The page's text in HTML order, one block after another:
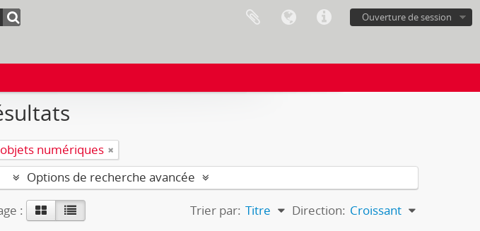
Ouverture de session
numériques
Options de recherche avancée
: Trier par: Titre Direction: Croissant